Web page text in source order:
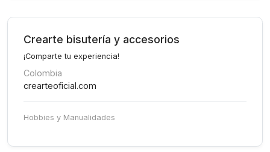
Crearte bisutería y accesorios
¡Comparte tu experiencia!
Colombia
crearteoficial.com
Hobbies y Manualidades